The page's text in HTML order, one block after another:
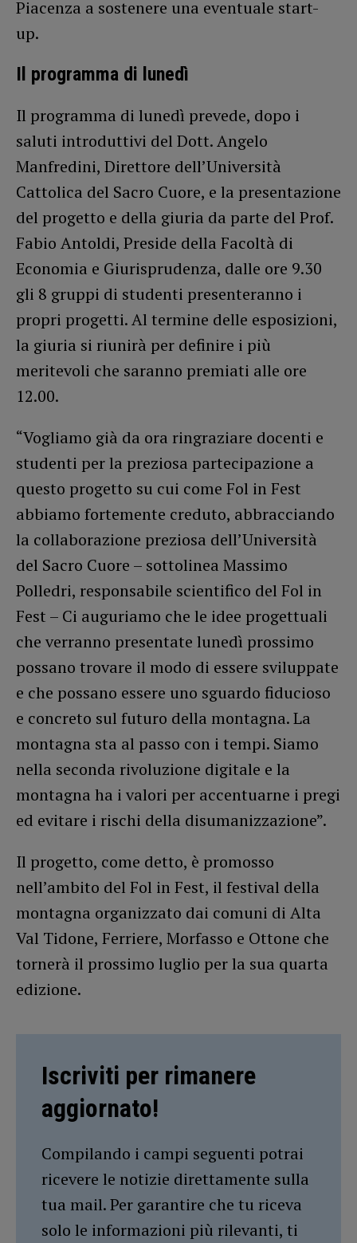
Piacenza a sostenere una eventuale start-
up.
Il programma di lunedì
Il programma di lunedì prevede, dopo i
saluti introduttivi del Dott. Angelo
Manfredini, Direttore dell’Università
Cattolica del Sacro Cuore, e la presentazione
del progetto e della giuria da parte del Prof.
Fabio Antoldi, Preside della Facoltà di
Economia e Giurisprudenza, dalle ore 9.30
gli 8 gruppi di studenti presenteranno i
propri progetti. Al termine delle esposizioni,
la giuria si riunirà per definire i più
meritevoli che saranno premiati alle ore
12.00.
“Vogliamo già da ora ringraziare docenti e
studenti per la preziosa partecipazione a
questo progetto su cui come Fol in Fest
abbiamo fortemente creduto, abbracciando
la collaborazione preziosa dell’Università
del Sacro Cuore – sottolinea Massimo
Polledri, responsabile scientifico del Fol in
Fest – Ci auguriamo che le idee progettuali
che verranno presentate lunedì prossimo
possano trovare il modo di essere sviluppate
e che possano essere uno sguardo fiducioso
e concreto sul futuro della montagna. La
montagna sta al passo con i tempi. Siamo
nella seconda rivoluzione digitale e la
montagna ha i valori per accentuarne i pregi
ed evitare i rischi della disumanizzazione”.
Il progetto, come detto, è promosso
nell’ambito del Fol in Fest, il festival della
montagna organizzato dai comuni di Alta
Val Tidone, Ferriere, Morfasso e Ottone che
tornerà il prossimo luglio per la sua quarta
edizione.
Iscriviti per rimanere
aggiornato!
Compilando i campi seguenti potrai
ricevere le notizie direttamente sulla
tua mail. Per garantire che tu riceva
solo le informazioni più rilevanti, ti